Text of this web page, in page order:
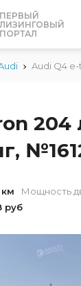
ПЕРВЫЙ
ЛИЗИНГОВЫЙ
ПОРТАЛ
Audi Q4
204
Мощность
руб